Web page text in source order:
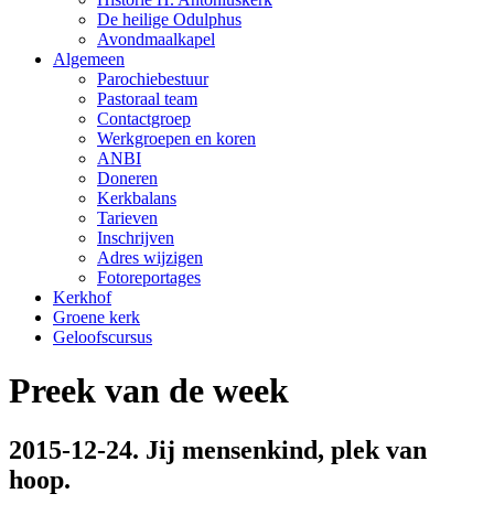
De heilige Odulphus
Avondmaalkapel
Algemeen
Parochiebestuur
Pastoraal team
Contactgroep
Werkgroepen en koren
ANBI
Doneren
Kerkbalans
Tarieven
Inschrijven
Adres wijzigen
Fotoreportages
Kerkhof
Groene kerk
Geloofscursus
Preek van de week
2015-12-24. Jij mensenkind, plek van
hoop.